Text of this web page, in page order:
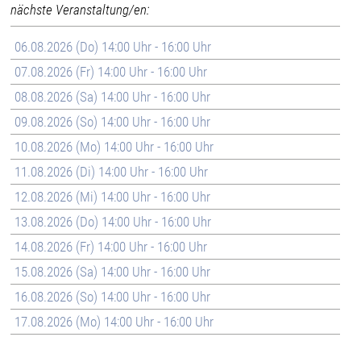
nächste Veranstaltung/en:
06.08.2026 (Do) 14:00 Uhr - 16:00 Uhr
07.08.2026 (Fr) 14:00 Uhr - 16:00 Uhr
08.08.2026 (Sa) 14:00 Uhr - 16:00 Uhr
09.08.2026 (So) 14:00 Uhr - 16:00 Uhr
10.08.2026 (Mo) 14:00 Uhr - 16:00 Uhr
11.08.2026 (Di) 14:00 Uhr - 16:00 Uhr
12.08.2026 (Mi) 14:00 Uhr - 16:00 Uhr
13.08.2026 (Do) 14:00 Uhr - 16:00 Uhr
14.08.2026 (Fr) 14:00 Uhr - 16:00 Uhr
15.08.2026 (Sa) 14:00 Uhr - 16:00 Uhr
16.08.2026 (So) 14:00 Uhr - 16:00 Uhr
17.08.2026 (Mo) 14:00 Uhr - 16:00 Uhr